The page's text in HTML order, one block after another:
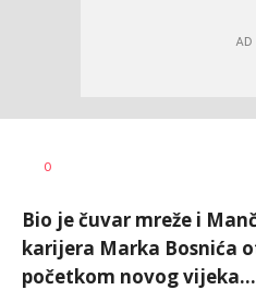
AUTOR
0
Bio je čuvar mreže i
karijera Marka Bosnića
početkom novog vijeka...